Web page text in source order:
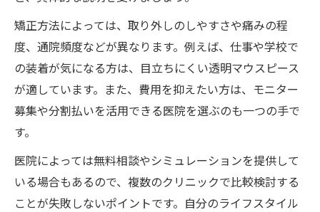
矯正方法によっては、取り外しのしやすさや痛みの程
度、通院頻度などが異なります。例えば、仕事や学校で
の装着が気になる方は、目立ちにくい透明マウスピース
が適しています。また、費用を抑えたい方は、モニター
募集や分割払いを活用できる医院を選ぶのも一つの手で
す。
医院によっては無料相談やシミュレーションを提供して
いる場合もあるので、複数のクリニックで比較検討する
ことが失敗しないポイントです。自分のライフスタイル